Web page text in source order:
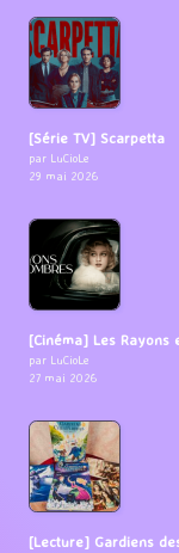
[Série TV] Scarpetta
par LuCioLe
29 mai 2026
[Cinéma] Les Rayons
par LuCioLe
27 mai 2026
[Lecture] Gardiens